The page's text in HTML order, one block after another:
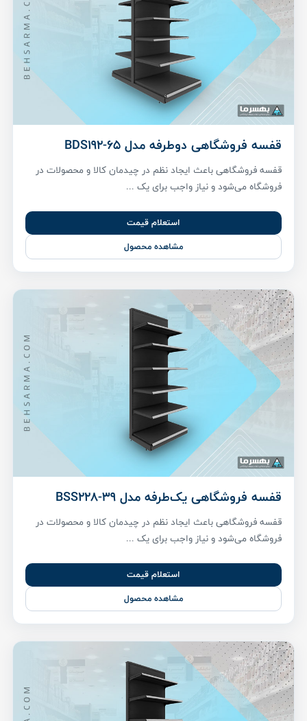
قفسه فروشگاهی دوطرفه مدل BDS192-65
قفسه فروشگاهی باعث ایجاد نظم در چیدمان کالا و محصولات در
فروشگاه می‌شود و نیاز واجب برای یک ...
استعلام قیمت
مشاهده محصول
قفسه فروشگاهی یک‌طرفه مدل BSS228-39
قفسه فروشگاهی باعث ایجاد نظم در چیدمان کالا و محصولات در
فروشگاه می‌شود و نیاز واجب برای یک ...
استعلام قیمت
مشاهده محصول